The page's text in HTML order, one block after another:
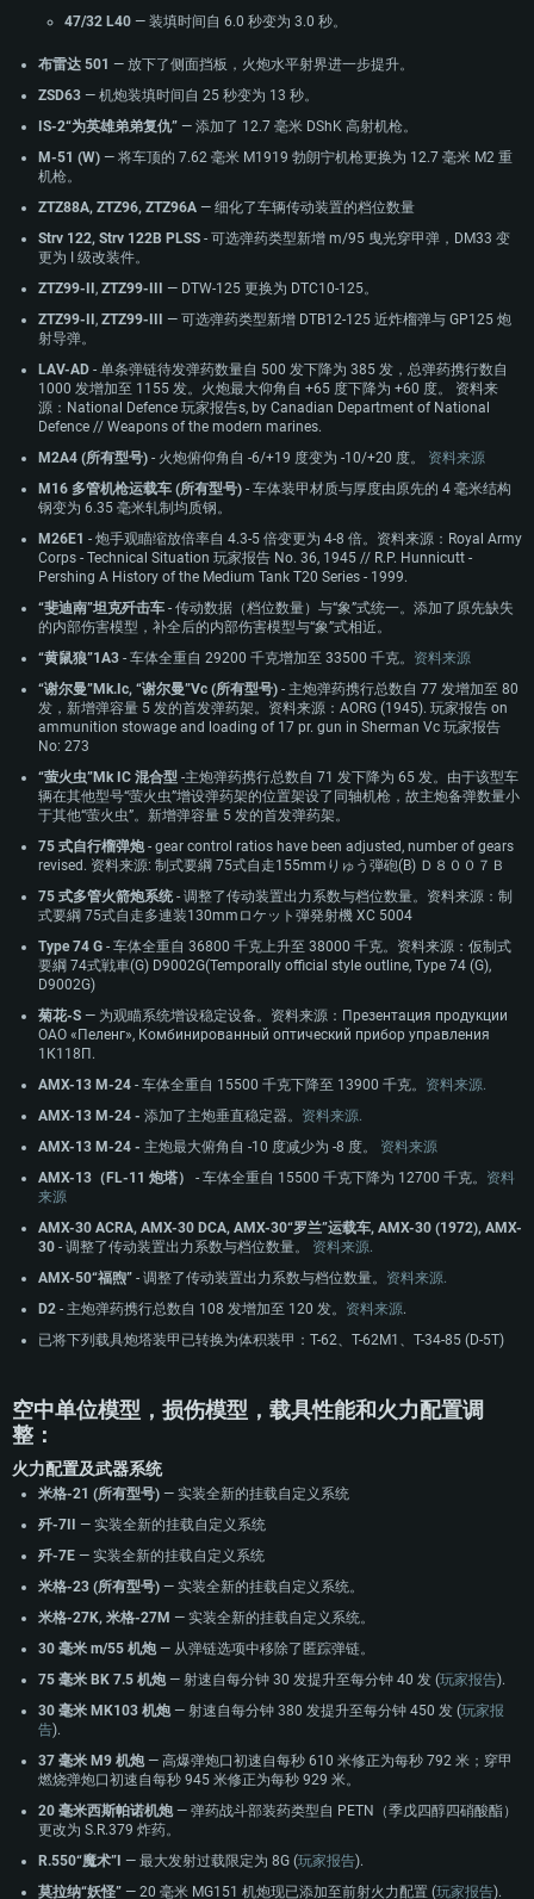
配置要求
47/32 L40 — 装填时间自 6.0 秒变为 3.0 秒。
布雷达 501 — 放下了侧面挡板，火炮水平射界进一步提升。
ZSD63 — 机炮装填时间自 25 秒变为 13 秒。
IS-2“为英雄弟弟复仇” — 添加了 12.7 毫米 DShK 高射机枪。
M-51 (W) — 将车顶的 7.62 毫米 M1919 勃朗宁机枪更换为 12.7 毫米 M2 重
机枪。
ZTZ88A, ZTZ96, ZTZ96A — 细化了车辆传动装置的档位数量
Strv 122, Strv 122B PLSS - 可选弹药类型新增 m/95 曳光穿甲弹，DM33 变
更为 I 级改装件。
ZTZ99-II, ZTZ99-III — DTW-125 更换为 DTC10-125。
ZTZ99-II, ZTZ99-III — 可选弹药类型新增 DTB12-125 近炸榴弹与 GP125 炮
射导弹。
LAV-AD - 单条弹链待发弹药数量自 500 发下降为 385 发，总弹药携行数自
1000 发增加至 1155 发。火炮最大仰角自 +65 度下降为 +60 度。 资料来
源：National Defence 玩家报告s, by Canadian Department of National
Defence // Weapons of the modern marines.
M2A4 (所有型号) - 火炮俯仰角自 -6/+19 度变为 -10/+20 度。 资料来源
M16 多管机枪运载车 (所有型号) - 车体装甲材质与厚度由原先的 4 毫米结构
钢变为 6.35 毫米轧制均质钢。
M26E1 - 炮手观瞄缩放倍率自 4.3-5 倍变更为 4-8 倍。资料来源：Royal Army
Corps - Technical Situation 玩家报告 No. 36, 1945 // R.P. Hunnicutt -
Pershing A History of the Medium Tank T20 Series - 1999.
“斐迪南”坦克歼击车 - 传动数据（档位数量）与“象”式统一。添加了原先缺失
的内部伤害模型，补全后的内部伤害模型与“象”式相近。
“黄鼠狼”1A3 - 车体全重自 29200 千克增加至 33500 千克。 资料来源
“谢尔曼”Mk.Ic, “谢尔曼”Vc (所有型号) - 主炮弹药携行总数自 77 发增加至 80
发，新增弹容量 5 发的首发弹药架。资料来源：AORG (1945). 玩家报告 on
ammunition stowage and loading of 17 pr. gun in Sherman Vc 玩家报告
No: 273
“萤火虫”Mk IC 混合型 -主炮弹药携行总数自 71 发下降为 65 发。由于该型车
辆在其他型号“萤火虫”增设弹药架的位置架设了同轴机枪，故主炮备弹数量小
于其他“萤火虫”。新增弹容量 5 发的首发弹药架。
75 式自行榴弹炮- gear control ratios have been adjusted, number of gears
revised. 资料来源: 制式要綱 75式自走155mmりゅう弾砲(B) Ｄ８００７Ｂ
75 式多管火箭炮系统 - 调整了传动装置出力系数与档位数量。资料来源：制
式要綱 75式自走多連装130mmロケット弾発射機 XC 5004
Type 74 G - 车体全重自 36800 千克上升至 38000 千克。资料来源：仮制式
要綱 74式戦車(G) D9002G(Temporally official style outline, Type 74 (G),
D9002G)
菊花-S — 为观瞄系统增设稳定设备。资料来源：Презентация продукции
ОАО «Пеленг», Комбинированный оптический прибор управления
1К118П.
AMX-13 M-24 - 车体全重自 15500 千克下降至 13900 千克。 资料来源.
AMX-13 M-24 - 添加了主炮垂直稳定器。 资料来源.
AMX-13 M-24 - 主炮最大俯角自 -10 度减少为 -8 度。 资料来源
AMX-13（FL-11 炮塔）
- 车体全重自 15500 千克下降为 12700 千克。 资料
来源
AMX-30 ACRA, AMX-30 DCA, AMX-30“罗兰”运载车, AMX-30 (1972), AMX-
30 - 调整了传动装置出力系数与档位数量。 资料来源.
AMX-50“福煦” - 调整了传动装置出力系数与档位数量。 资料来源.
D2 - 主炮弹药携行总数自 108 发增加至 120 发。 资料来源.
已将下列载具炮塔装甲已转换为体积装甲：T-62、T-62M1、T-34-85 (D-5T)
空中单位模型，损伤模型，载具性能和火力配置调
整：
火力配置及武器系统
米格-21 (所有型号) — 实装全新的挂载自定义系统
歼-7II — 实装全新的挂载自定义系统
歼-7E — 实装全新的挂载自定义系统
米格-23 (所有型号) — 实装全新的挂载自定义系统。
米格-27K, 米格-27M — 实装全新的挂载自定义系统。
30 毫米 m/55 机炮— 从弹链选项中移除了匿踪弹链。
75 毫米 BK 7.5 机炮— 射速自每分钟 30 发提升至每分钟 40 发 (玩家报告).
30 毫米 MK103 机炮— 射速自每分钟 380 发提升至每分钟 450 发 (玩家报
告).
37 毫米 M9 机炮— 高爆弹炮口初速自每秒 610 米修正为每秒 792 米；穿甲
燃烧弹炮口初速自每秒 945 米修正为每秒 929 米。
20 毫米西斯帕诺机炮— 弹药战斗部装药类型自 PETN（季戊四醇四硝酸酯）
更改为 S.R.379 炸药。
R.550“魔术”I — 最大发射过载限定为 8G (玩家报告).
莫拉纳“妖怪” — 20 毫米 MG151 机炮现已添加至前射火力配置 (玩家报告).